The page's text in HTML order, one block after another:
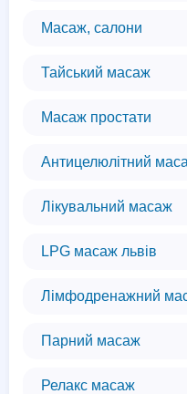
Масаж, салони
Тайський масаж
Масаж простати
Антицелюлітний
Лікувальний масаж
LPG масаж львів
Лімфодренажний
Парний масаж
Релакс масаж